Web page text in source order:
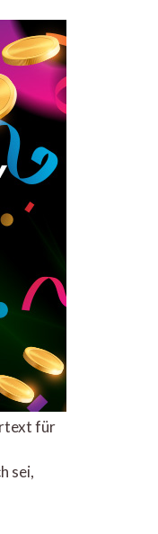
für
sei,